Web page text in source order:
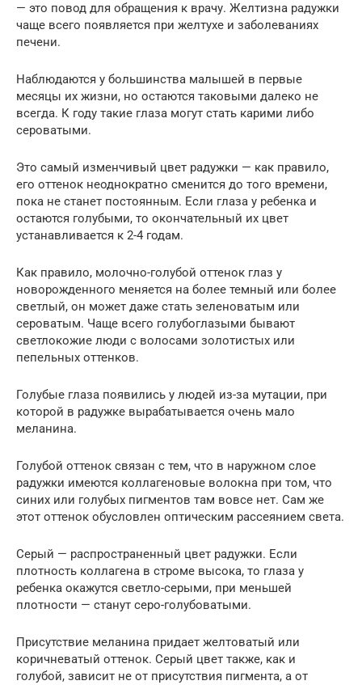
— это повод для обращения к врачу. Желтизна радужки
чаще всего появляется при желтухе и заболеваниях
печени.
Наблюдаются у большинства малышей в первые
месяцы их жизни, но остаются таковыми далеко не
всегда. К году такие глаза могут стать карими либо
сероватыми.
Это самый изменчивый цвет радужки — как правило,
его оттенок неоднократно сменится до того времени,
пока не станет постоянным. Если глаза у ребенка и
остаются голубыми, то окончательный их цвет
устанавливается к 2-4 годам.
Как правило, молочно-голубой оттенок глаз у
новорожденного меняется на более темный или более
светлый, он может даже стать зеленоватым или
сероватым. Чаще всего голубоглазыми бывают
светлокожие люди с волосами золотистых или
пепельных оттенков.
Голубые глаза появились у людей из-за мутации, при
которой в радужке вырабатывается очень мало
меланина.
Голубой оттенок связан с тем, что в наружном слое
радужки имеются коллагеновые волокна при том, что
синих или голубых пигментов там вовсе нет. Сам же
этот оттенок обусловлен оптическим рассеянием света.
Серый — распространенный цвет радужки. Если
плотность коллагена в строме высока, то глаза у
ребенка окажутся светло-серыми, при меньшей
плотности — станут серо-голубоватыми.
Присутствие меланина придает желтоватый или
коричневатый оттенок. Серый цвет также, как и
голубой, зависит не от присутствия пигмента, а от